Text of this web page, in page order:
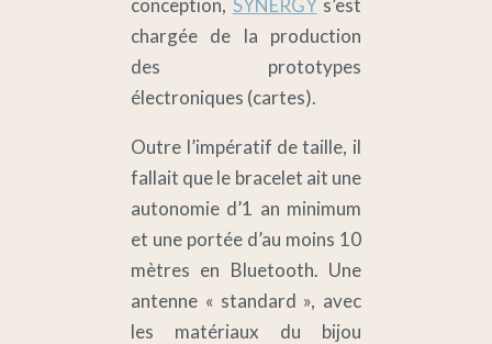
chargée de la production
des prototypes
électroniques (cartes).
Outre l’impératif de taille, il
fallait que le bracelet ait une
autonomie d’1 an minimum
et une portée d’au moins 10
mètres en Bluetooth. Une
antenne « standard », avec
les matériaux du bijou